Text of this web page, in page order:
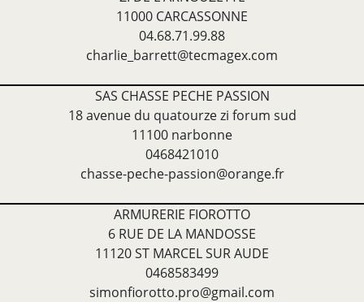
11000 CARCASSONNE
04.68.71.99.88
charlie_barrett@tecmagex.com
SAS CHASSE PECHE PASSION
18 avenue du quatourze zi forum sud
11100 narbonne
0468421010
chasse-peche-passion@orange.fr
ARMURERIE FIOROTTO
6 RUE DE LA MANDOSSE
11120 ST MARCEL SUR AUDE
0468583499
simonfiorotto.pro@gmail.com